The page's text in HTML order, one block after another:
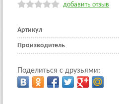
добавить отзыв
Артикул
Производитель
Поделиться с друзьями: